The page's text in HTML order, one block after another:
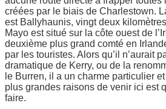
créées par le biais de Charlestown.
est Ballyhaunis, vingt deux
Mayo est situé sur la côte ouest de
deuxième plus grand comté en
par les touristes. Alors qu’il n’aurait
dramatique de Kerry, ou de la
le Burren, il a un charme particulier
plus grandes raisons de venir ici est
faire.